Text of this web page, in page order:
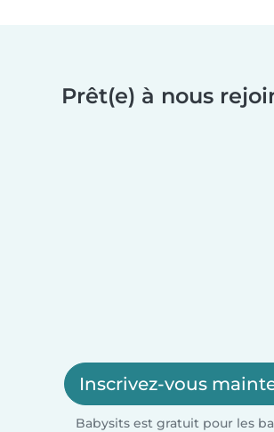
Prêt(e) à nous
Inscrivez-vous
Babysits est gratuit pour les